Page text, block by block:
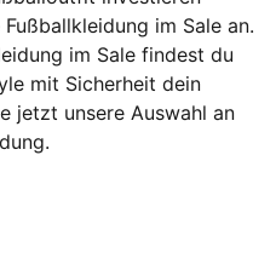
im Sale an.
im Sale findest du
mit Sicherheit dein
jetzt unsere Auswahl an